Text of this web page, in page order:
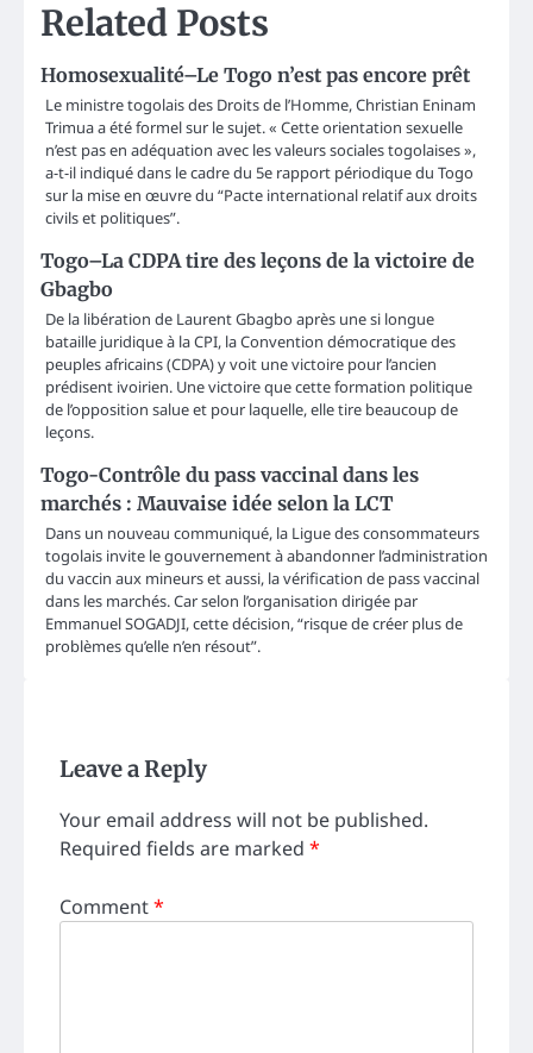
Related Posts
Homosexualité–Le Togo n’est pas encore prêt
Le ministre togolais des Droits de l’Homme, Christian Eninam
Trimua a été formel sur le sujet. « Cette orientation sexuelle
n’est pas en adéquation avec les valeurs sociales togolaises »,
a-t-il indiqué dans le cadre du 5e rapport périodique du Togo
sur la mise en œuvre du “Pacte international relatif aux droits
civils et politiques”.
Togo–La CDPA tire des leçons de la victoire de
Gbagbo
De la libération de Laurent Gbagbo après une si longue
bataille juridique à la CPI, la Convention démocratique des
peuples africains (CDPA) y voit une victoire pour l’ancien
prédisent ivoirien. Une victoire que cette formation politique
de l’opposition salue et pour laquelle, elle tire beaucoup de
leçons.
Togo-Contrôle du pass vaccinal dans les
marchés : Mauvaise idée selon la LCT
Dans un nouveau communiqué, la Ligue des consommateurs
togolais invite le gouvernement à abandonner l’administration
du vaccin aux mineurs et aussi, la vérification de pass vaccinal
dans les marchés. Car selon l’organisation dirigée par
Emmanuel SOGADJI, cette décision, “risque de créer plus de
problèmes qu’elle n’en résout”.
Leave a Reply
Your email address will not be published.
Required fields are marked *
Comment*